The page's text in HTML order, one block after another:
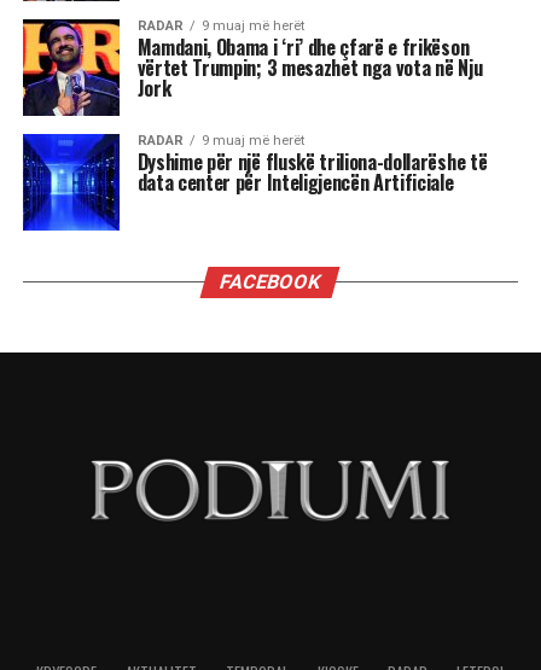
Sot mbushen tetë vjet që është ndarë nga jeta një
nga figurat më të mëdha të artit skenik dhe
kinematografik shqiptar, aktorja e paharruar
Hajrie Rondo.
Ndarja e saj nga jeta më 9 shtator 2017 nuk ishte
një ikje përfundimtare për artdashësit dhe
adhuruesit e pafund të roleve të saj, por një fillim
i ri i kujtesës sonë kolektive.
shpirtin e artit të madh. Dhe Hajrie Rondo
padyshim është një nga këta emra të